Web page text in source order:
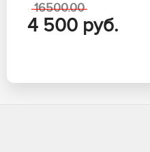
16500.00
4 500 руб.